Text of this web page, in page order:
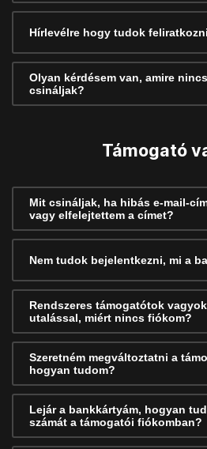
Hírlevélre hogy tudok
Olyan kérdésem van, amire
csináljak?
Támogató
Mit csináljak, ha hibás e-mail-
vagy elfelejtettem a címet?
Nem tudok bejelentkezni, mi a
Rendszeres támogatótok
utalással, miért nincs fiókom?
Szeretném megváltoztatni a
hogyan tudom?
Lejár a bankkártyám, hogyan
számát a támogatói fiókomban?